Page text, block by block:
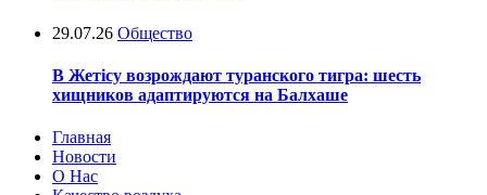
29.07.26 Общество
В Жетісу возрождают туранского тигра: шесть
хищников адаптируются на Балхаше
Главная
Новости
О Нас